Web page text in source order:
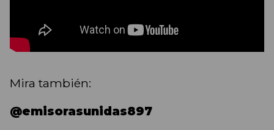
Mira también:
@emisorasunidas897